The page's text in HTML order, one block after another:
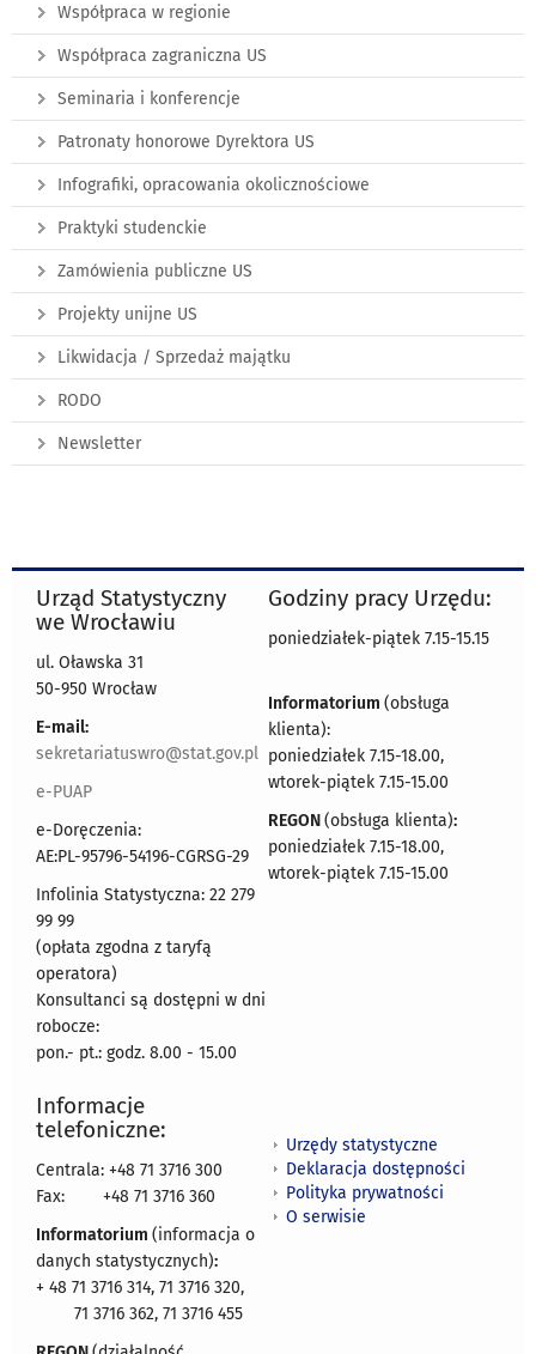
Współpraca w regionie
Współpraca zagraniczna US
Seminaria i konferencje
Patronaty honorowe Dyrektora US
Infografiki, opracowania okolicznościowe
Praktyki studenckie
Zamówienia publiczne US
Projekty unijne US
Likwidacja / Sprzedaż majątku
RODO
Newsletter
Urząd Statystyczny
we Wrocławiu
ul. Oławska 31
50-950 Wrocław
E-mail:
sekretariatuswro@stat.gov.pl
e-PUAP
e-Doręczenia:
AE:PL-95796-54196-CGRSG-29
Infolinia Statystyczna: 22 279
99 99
(opłata zgodna z taryfą
operatora)
Konsultanci są dostępni w dni
robocze:
pon.- pt.: godz. 8.00 - 15.00
Godziny pracy Urzędu:
poniedziałek-piątek 7.15-15.15
Informatorium (obsługa
klienta):
poniedziałek 7.15-18.00,
wtorek-piątek 7.15-15.00
REGON(obsługa klienta):
poniedziałek 7.15-18.00,
wtorek-piątek 7.15-15.00
Informacje
telefoniczne:
Centrala: +48 71 3716 300
Fax:
+48 71 3716 360
Informatorium (informacja o
danych statystycznych):
+ 48 71 3716 314, 71 3716 320,
71 3716 362, 71 3716 455
Urzędy statystyczne
Deklaracja dostępności
Polityka prywatności
O serwisie